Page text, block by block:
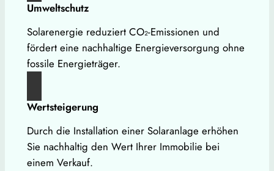
Umweltschutz
Solarenergie reduziert CO₂-Emissionen und
fördert eine nachhaltige Energieversorgung ohne
fossile Energieträger.
Wertsteigerung
Durch die Installation einer Solaranlage erhöhen
Sie nachhaltig den Wert Ihrer Immobilie bei
einem Verkauf.